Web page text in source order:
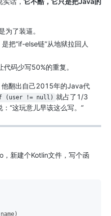
为了装逼。
把“if-else链”从地狱拉回人
码少写50%的重复。
他翻出自己2015年的Java代
(user != null) 就占了1/3
“这玩意儿早该这么写。”
新建个Kotlin文件，写个函